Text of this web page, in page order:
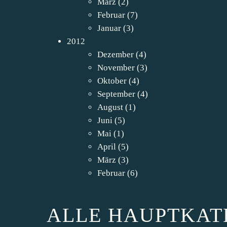
Februar (7)
Januar (3)
2012
Dezember (4)
November (3)
Oktober (4)
September (4)
August (1)
Juni (5)
Mai (1)
April (5)
März (3)
Februar (6)
ALLE